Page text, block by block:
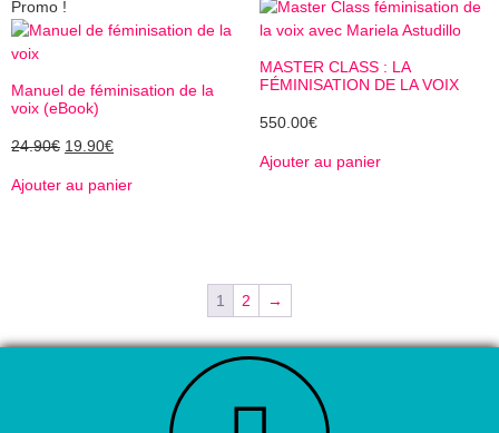
Promo !
Manuel de féminisation de la
voix (eBook)
24.90€ 19.90€
Ajouter au panier
MASTER CLASS : LA
FÉMINISATION DE LA VOIX
550.00€
Ajouter au panier
1 2 →